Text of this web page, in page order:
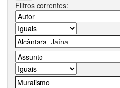
Filtros correntes: